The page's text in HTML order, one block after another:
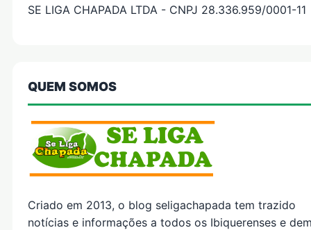
SE LIGA CHAPADA LTDA - CNPJ 28.336.959/0001-11
QUEM SOMOS
Criado em 2013, o blog seligachapada tem trazido
notícias e informações a todos os Ibiquerenses e